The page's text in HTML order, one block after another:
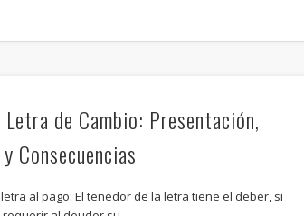
de Cambio: Presentación,
Consecuencias
al pago: El tenedor de la letra tiene el deber, si